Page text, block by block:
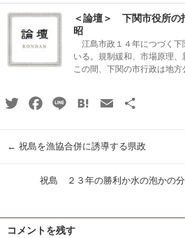
＜論壇＞ 下関市役所の
昭
江島市政１４年につづく下
いる。規制緩和、市場原理
この間、下関の市行政は地
TwitterFacebook
Line HatenaEmail
← 祝島を漁協合併に誘導する県政
祝島 ２３年の勝利か水の泡かの
コメントを残す